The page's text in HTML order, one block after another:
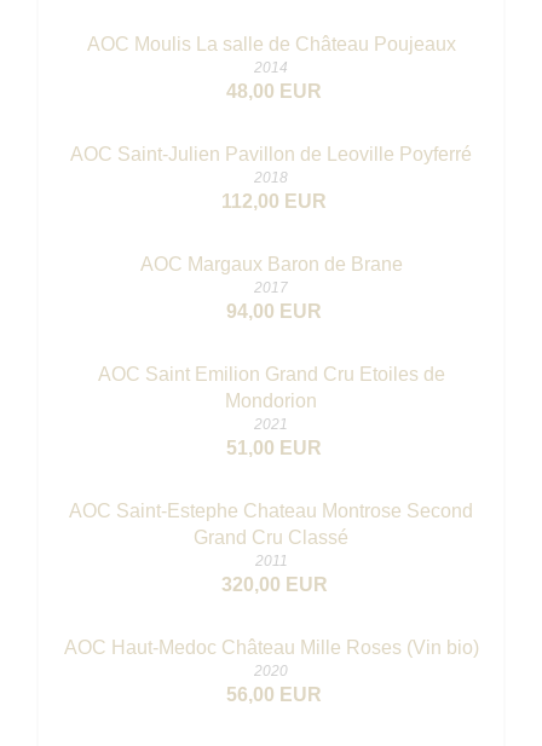
AOC Moulis La salle de Château Poujeaux
2014
48,00 EUR
AOC Saint-Julien Pavillon de Leoville Poyferré
2018
112,00 EUR
AOC Margaux Baron de Brane
2017
94,00 EUR
AOC Saint Emilion Grand Cru Etoiles de
Mondorion
2021
51,00 EUR
AOC Saint-Estephe Chateau Montrose Second
Grand Cru Classé
2011
320,00 EUR
AOC Haut-Medoc Château Mille Roses (Vin bio)
2020
56,00 EUR